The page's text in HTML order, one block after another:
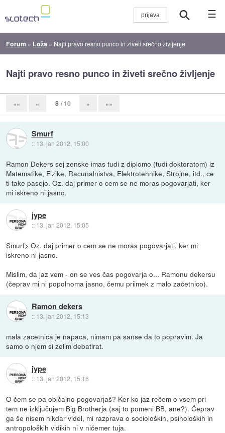
☰
Forum » Loža » Najti pravo resno punco in živeti srečno življenje
Najti pravo resno punco in živeti srečno življenje
«« « 8 / 10 » »»
Smurf
:: 13. jan 2012, 15:00
Ramon Dekers sej zenske imas tudi z diplomo (tudi doktoratom) iz
Matematike, Fizike, Racunalnistva, Elektrotehnike, Strojne, itd., ce
ti take pasejo. Oz. daj primer o cem se ne moras pogovarjati, ker
mi iskreno ni jasno.
jype
:: 13. jan 2012, 15:05
Smurf> Oz. daj primer o cem se ne moras pogovarjati, ker mi
iskreno ni jasno.
Mislim, da jaz vem - on se ves čas pogovarja o... Ramonu dekersu
(čeprav mi ni popolnoma jasno, čemu priimek z malo začetnico).
Ramon dekers
:: 13. jan 2012, 15:13
mala zacetnica je napaca, nimam pa sanse da to popravim. Ja
samo o njem si zelim debatirat.
jype
:: 13. jan 2012, 15:16
O čem se pa običajno pogovarjaš? Ker ko jaz rečem o vsem pri
tem ne izključujem Big Brotherja (saj to pomeni BB, ane?). Čeprav
ga še nisem nikdar videl, mi razprava o socioloških, psiholoških in
antropoloških vidikih ni v ničemer tuja.